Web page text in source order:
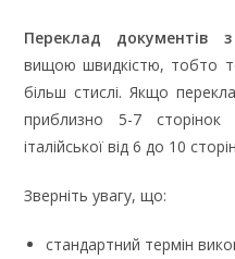
Переклад документів з
вищою швидкістю, тобто
більш стислі. Якщо
приблизно 5-7
італійської від 6 до 10
Зверніть увагу, що:
стандартний термін